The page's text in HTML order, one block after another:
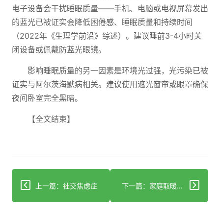
电子设备会干扰睡眠质量——手机、电脑或电视屏幕发出
的蓝光已被证实会降低困倦感、睡眠质量和持续时间
（2022年《生理学前沿》综述）。建议睡前3-4小时关
闭设备或佩戴防蓝光眼镜。
影响睡眠质量的另一因素是环境光过强，光污染已被
证实与阿尔茨海默病相关。建议使用遮光窗帘或眼罩确保
夜间卧室完全黑暗。
【全文结束】
上一篇：社交焦虑症 下一篇：家庭取暖方式或增加痴呆症风险 专家警告